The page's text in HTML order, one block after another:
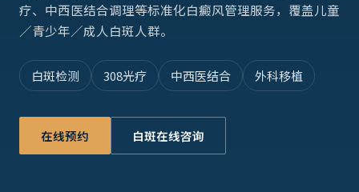
疗、中西医结合调理等标准化白癜风管理服务，覆盖儿童
／青少年／成人白斑人群。
白斑检测 308光疗 中西医结合 外科移植
在线预约 白斑在线咨询